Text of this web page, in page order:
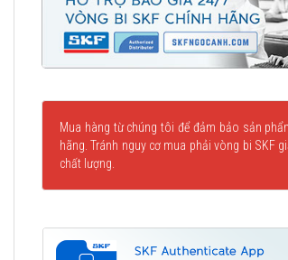
Mua hàng từ chúng tôi để đảm bảo sản
hãng. Tránh nguy cơ mua phải vòng bi SKF
chất lượng.